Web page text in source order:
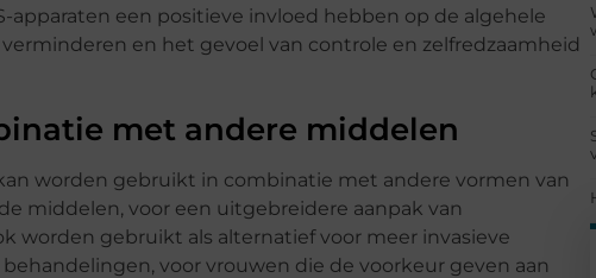
apparaten een positieve invloed hebben op de algehele
en het gevoel van controle en zelfredzaamheid
met andere middelen
worden gebruikt in combinatie met andere vormen van
middelen, voor een uitgebreidere aanpak van
worden gebruikt als alternatief voor meer invasieve
voor vrouwen die de voorkeur geven aan